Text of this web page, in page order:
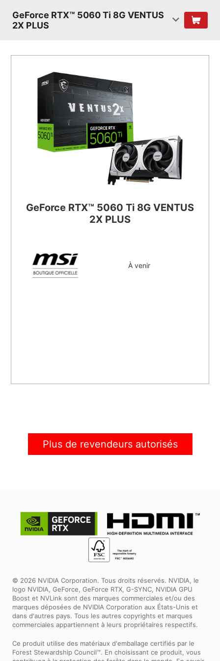
GeForce RTX™ 5060 Ti 8G VENTUS
2X PLUS
GeForce RTX™ 5060 Ti 8G VENTUS
2X PLUS
À venir
Plus de revendeurs autorisés
© 2026 NVIDIA Corporation. Tous droits réservés. NVIDIA, le
logo NVIDIA, GeForce, GeForce RTX, G-SYNC, NVIDIA GPU
Boost et NVLink sont des marques commerciales et/ou des
marques déposées de NVIDIA Corporation aux États-Unis et
dans d'autres pays. Tous les autres copyrights et marques
commerciales appartiennent à leurs propriétaires respectifs.
Ce produit utilise des matériaux d'emballage certifiés par le
Forest Stewardship Council™. En choisissant ce produit, vous